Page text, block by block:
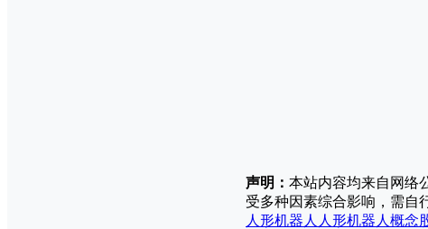
声明： 本站内容均来自网络
受多种因素综合影响，需自
人形机器人 人形机器人概念